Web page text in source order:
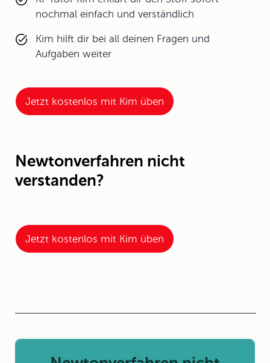
nochmal einfach und verständlich
Kim hilft dir bei all deinen Fragen und
Aufgaben weiter
Jetzt kostenlos mit Kim üben
Newtonverfahren nicht
verstanden?
Jetzt kostenlos mit Kim üben